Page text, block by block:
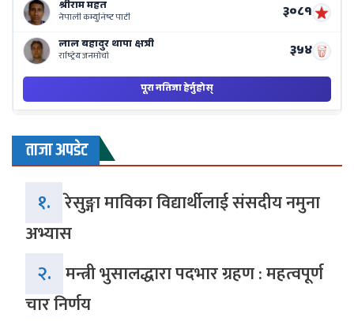
ताजा अपडेट
१. रेसुङ्गा माविका विद्यार्थीलाई संसदीय नमुना
अभ्यास
२. मन्त्री भुसालद्धारा पदभार ग्रहण : महत्वपूर्ण
चार निर्णय